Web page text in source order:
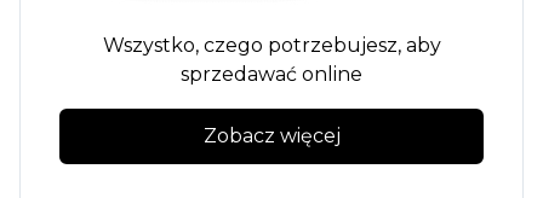
Wszystko, czego potrzebujesz, aby
sprzedawać online
Zobacz więcej